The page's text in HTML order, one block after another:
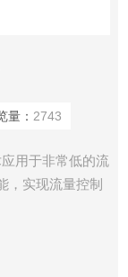
量： 2743
用于非常低的流
，实现流量控制